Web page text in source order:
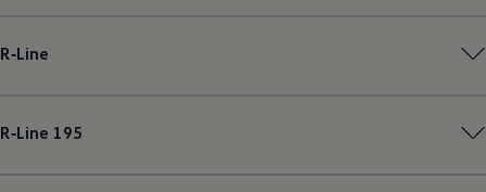
R‑Line
R‑Line 195